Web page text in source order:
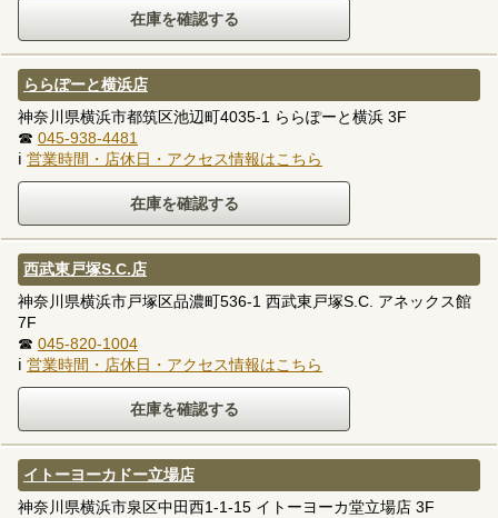
ららぽーと横浜店
神奈川県横浜市都筑区池辺町4035-1 ららぽーと横浜 3F
☎ 045-938-4481
ℹ 営業時間・店休日・アクセス情報はこちら
西武東戸塚S.C.店
神奈川県横浜市戸塚区品濃町536-1 西武東戸塚S.C. アネックス館
7F
☎ 045-820-1004
ℹ 営業時間・店休日・アクセス情報はこちら
イトーヨーカドー立場店
神奈川県横浜市泉区中田西1-1-15 イトーヨーカ堂立場店 3F